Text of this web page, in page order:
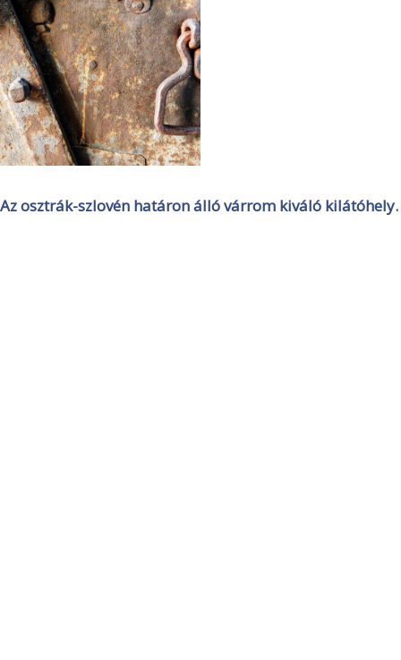
Az osztrák-szlovén határon álló várrom kiváló kilátóhely.